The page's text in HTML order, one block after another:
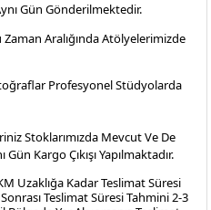
Gün Gönderilmektedir.
Zaman Aralığında Atölyelerimizde
ProfesyonelStüdyolarda
Stoklarımızda Mevcut Ve De
Kargo Çıkışı Yapılmaktadır.
Uzaklığa Kadar Teslimat Süresi
Teslimat Süresi Tahmini 2-3